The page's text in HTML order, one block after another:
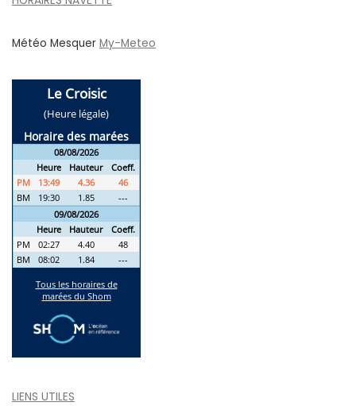
Météo Mesquer My-Meteo
LIENS UTILES